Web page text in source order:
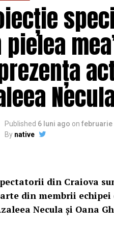
pielea
Published 6 luni ago on februarie
By native
din Craiova
din membrii echipei
Necula și Oana